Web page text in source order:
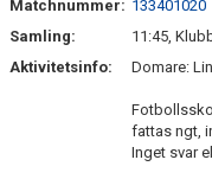
BILDGALLERI
DOKUMENT
Matchnummer: 133401020
Samling:
11:45,
Aktivitetsinfo:
Domare:
fattas ngt,
Inget svar